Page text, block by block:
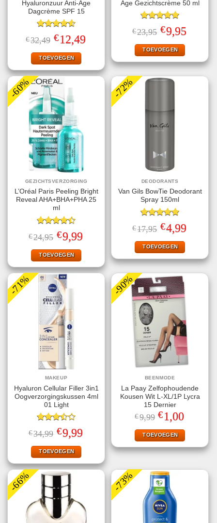
Hyaluronzuur Anti-Age
Dagcrème SPF 15
Gewaardeerd
4.60uit 5
€32,49 Oorspronkelijke
prijs
was:
€32,49.
€12,49Huidige
prijs
TOEVOEGEN
Age Gezichtscrème 50 ml
Gewaardeerd
5.00uit 5
€23,95 Oorspronkelijke
prijs
was:
€23,95.
€9,95prijs
TOEVOEGEN
-60%
GEZICHTSVERZORGING
L’Oréal Paris Peeling Bright
Reveal AHA+BHA+PHA 25
ml
Gewaardeerd
4.40uit 5
€24,95 Oorspronkelijke
prijs
was:
€24,95.
€9,99Huidige
prijs
TOEVOEGEN
-72%
DEODORANTS
Van Gils BowTie Deodorant
Spray 150ml
Gewaardeerd
5.00uit 5
€17,95 Oorspronkelijke
prijs
was:
€17,95.
€4,99Huidige
prijs
TOEVOEGEN
-71%
MAKEUP
Hyaluron Cellular Filler 3in1
Oogverzorgingskussen 4ml
01 Light
Gewaardeerd
3.50uit
€34,99 Oorspronkelijke
prijs
was:
€34,99.
€9,99Huidige
prijs
TOEVOEGEN
-90%
BEENMODE
La Paay Zelfophoudende
Kousen Wit L-XL/1P Lycra
15 Dernier
€9,99 Oorspronkelijke
prijs
was:
€9,99.
€1,00
is:
€1,00.
TOEVOEGEN
-66% -73%